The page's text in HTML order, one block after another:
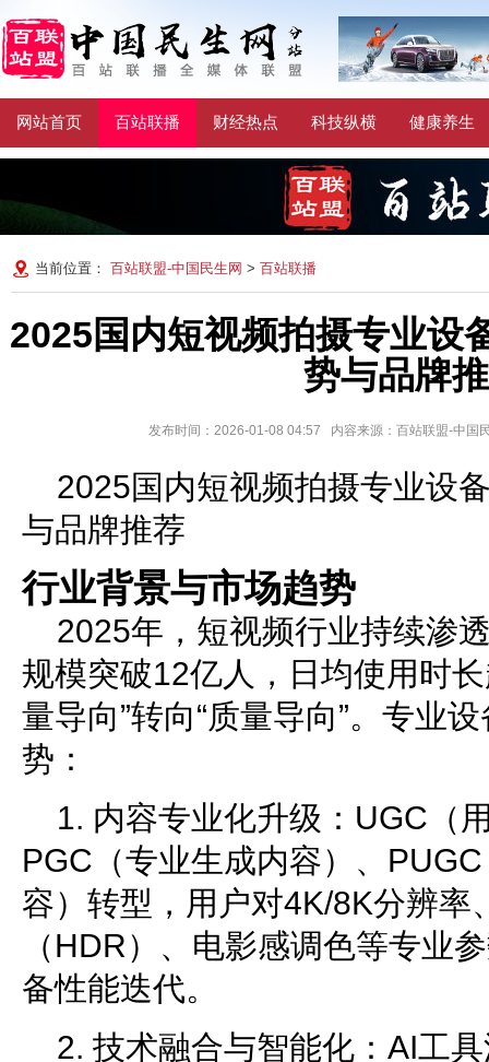
网站首页 百站联播 财经热点 科技纵横 健康养生
当前位置： 百站联盟-中国民生网 > 百站联播
2025国内短视频拍摄专业设
势与品牌
发布时间：2026-01-08 04:57 内容来源：百站联盟-中
2025国内短视频拍摄专业设
与品牌推荐
行业背景与市场趋势
2025年，短视频行业持续渗
规模突破12亿人，日均使用时
量导向”转向“质量导向”。专业
势：
1. 内容专业化升级：UGC（
PGC（专业生成内容）、
容）转型，用户对4K/8K分辨率
（HDR）、电影感调色等专业
备性能迭代。
2. 技术融合与智能化：AI工